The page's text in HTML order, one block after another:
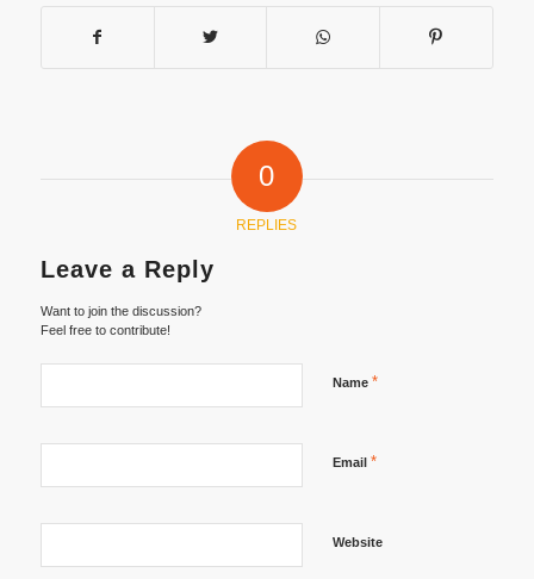
0
REPLIES
Leave a Reply
Want to join the discussion?
Feel free to contribute!
Name *
Email *
Website